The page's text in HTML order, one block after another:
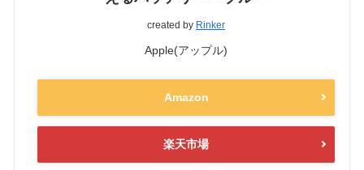
created by Rinker
Apple(アップル)
Amazon
楽天市場